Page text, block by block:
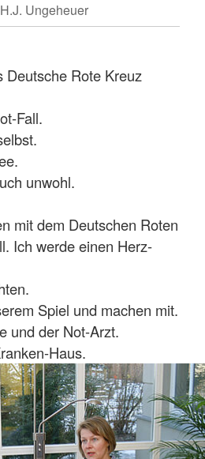
Ungeheuer
Deutsche Rote Kreuz
Fall.
unwohl.
mit dem Deutschen Roten
Ich werde einen Herz-
Spiel und machen mit.
und der Not-Arzt.
Haus.